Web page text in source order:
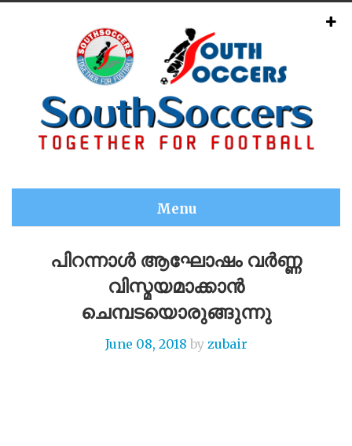
Menu
പിറന്നാൾ ആഘോഷം വർണ്ണ
വിസ്മയമാക്കാൻ
ചെമ്പടയൊരുങ്ങുന്നു
June 08, 2018 by zubair